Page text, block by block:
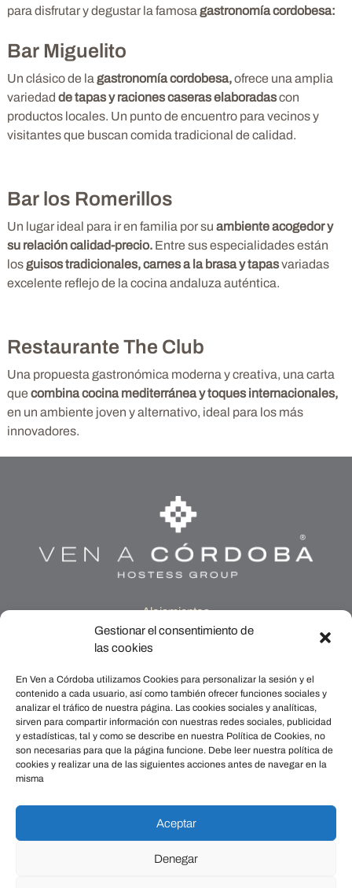
Gestionar el consentimiento de
las cookies
En Ven a Córdoba utilizamos Cookies para personalizar la sesión y el
contenido a cada usuario, así como también ofrecer funciones sociales y
analizar el tráfico de nuestra página. Las cookies sociales y analíticas,
sirven para compartir información con nuestras redes sociales, publicidad
y estadísticas, tal y como se describe en nuestra Política de Cookies, no
son necesarias para que la página funcione. Debe leer nuestra política de
cookies y realizar una de las siguientes acciones antes de navegar en la
misma
Aceptar
Denegar
para disfrutar y degustar la famosa gastronomía cordobesa:
Bar Miguelito
Un clásico de la gastronomía cordobesa,ofrece una amplia
variedad de tapas y raciones caseras elaboradascon
productos locales. Un punto de encuentro para vecinos y
visitantes que buscan comida tradicional de calidad.
Bar los Romerillos
Un lugar ideal para ir en familia por su ambiente acogedor y
su relación calidad-precio.Entre sus especialidades están
losguisos tradicionales, carnes a la brasa y tapasvariadas
excelente reflejo de la cocina andaluza auténtica.
Restaurante The Club
Una propuesta gastronómica moderna y creativa, una carta
que combina cocina mediterránea y toques internacionales,
en un ambiente joven y alternativo, ideal para los más
innovadores.
- Alojamientos -
MEDINA QURTUBA
SAN FERNANDO 76
POSADA DE LA JUDERÍA
POSADA DE ALMANZOR
PUENTE DE MIRAFLORES
ALCORNOCOSAS
BOUTIQUE CASA CALDEREROS